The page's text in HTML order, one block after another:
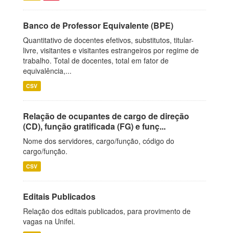
Banco de Professor Equivalente (BPE)
Quantitativo de docentes efetivos, substitutos, titular-
livre, visitantes e visitantes estrangeiros por regime de
trabalho. Total de docentes, total em fator de
equivalência,...
CSV
Relação de ocupantes de cargo de direção
(CD), função gratificada (FG) e funç...
Nome dos servidores, cargo/função, código do
cargo/função.
CSV
Editais Publicados
Relação dos editais publicados, para provimento de
vagas na Unifei.